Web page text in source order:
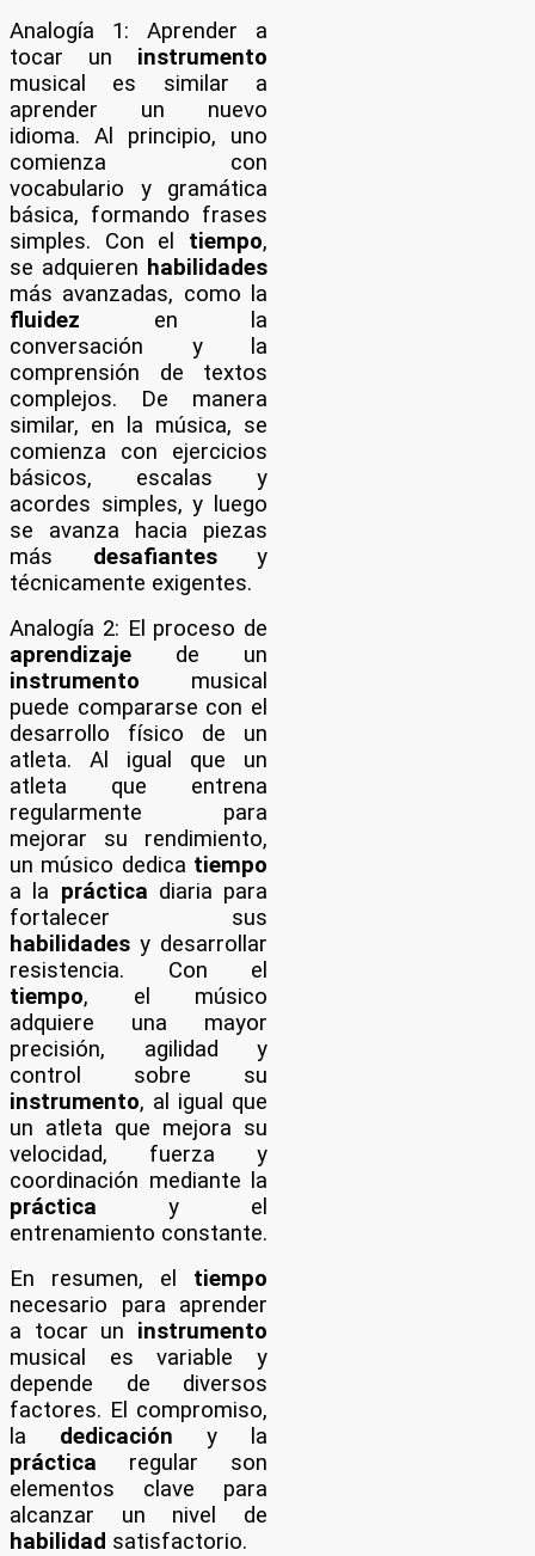
Analogía 1: Aprender a
tocar un instrumento
musical es similar a
aprender un nuevo
idioma. Al principio, uno
comienza con
vocabulario y gramática
básica, formando frases
simples. Con el tiempo,
se adquieren habilidades
más avanzadas, como la
fluidez en la
conversación y la
comprensión de textos
complejos. De manera
similar, en la música, se
comienza con ejercicios
básicos, escalas y
acordes simples, y luego
se avanza hacia piezas
más desafiantesy
técnicamente exigentes.
Analogía 2: El proceso de
aprendizaje de un
instrumento musical
puede compararse con el
desarrollo físico de un
atleta. Al igual que un
atleta que entrena
regularmente para
mejorar su rendimiento,
un músico dedica tiempo
a la práctica diaria para
fortalecer sus
habilidades y desarrollar
resistencia. Con el
tiempo, el músico
adquiere una mayor
precisión, agilidad y
control sobre su
instrumento, al igual que
un atleta que mejora su
velocidad, fuerza y
coordinación mediante la
práctica y el
entrenamiento constante.
En resumen, el tiempo
necesario para aprender
a tocar un instrumento
musical es variable y
depende de diversos
factores. El compromiso,
la dedicación y la
práctica regular son
elementos clave para
alcanzar un nivel de
habilidad satisfactorio.